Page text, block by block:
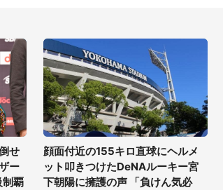
せ
ー
制覇
顔面付近の155キロ直球にヘルメ
ット叩きつけたDeNAルーキー宮
下朝陽に擁護の声 「負けん気必